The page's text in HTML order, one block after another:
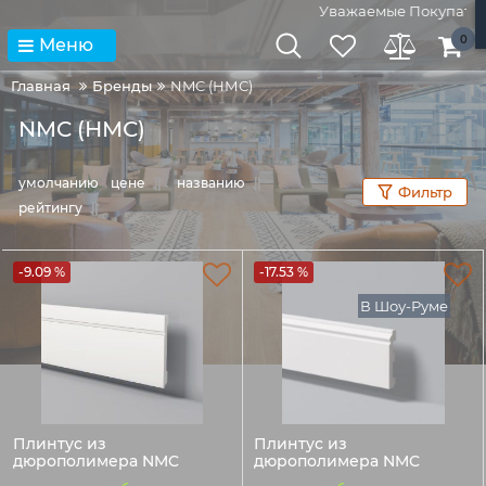
Уважаемые
Меню 0
Главная Бренды NMC (НМС)
NMC (НМС)
умолчанию цене
названию
рейтингу
Фильтр
-9.09 %
Плинтус из
дюрополимера NMC
WALLSTYL FD20
-17.53 %
В Шоу-Руме
Плинтус из
дюрополимера NMC
WALLSTYL FL1